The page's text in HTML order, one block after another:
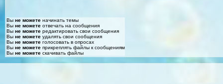
Вы не можете начинать темы
Вы не можете отвечать на сообщения
Вы не можете редактировать свои сообщения
Вы не можете удалять свои сообщения
Вы не можете голосовать в опросах
Вы не можете прикреплять файлы к сообщениям
Вы не можете скачивать файлы